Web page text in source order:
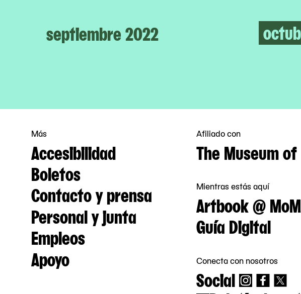
septiembre 2022
Más
Accesibilidad
Boletos
Contacto y prensa
Personal y junta
Empleos
Apoyo
Afiliado con
The Museum
Mientras estás aquí
Artbook @
Guía Digital
Conecta con nosotros
Social